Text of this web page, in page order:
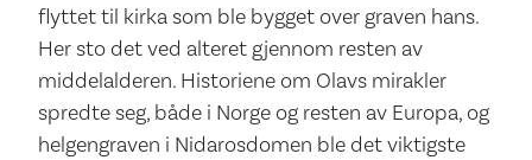
flyttet til kirka som ble bygget over graven hans.
Her sto det ved alteret gjennom resten av
middelalderen. Historiene om Olavs mirakler
spredte seg, både i Norge og resten av Europa, og
helgengraven i Nidarosdomen ble det viktigste